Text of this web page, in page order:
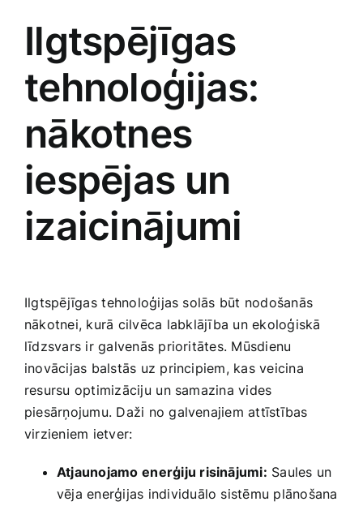
Ilgtspējīgas⁢
tehnoloģijas:
nākotnes
iespējas un
izaicinājumi
Ilgtspējīgas ⁤tehnoloģijas solās būt nodošanās
‌nākotnei, kurā cilvēca⁤ labklājība un ekoloģiskā
līdzsvars ir galvenās prioritātes. Mūsdienu
inovācijas balstās uz principiem, kas veicina⁢
resursu optimizāciju⁣ un samazina vides
piesārņojumu. Daži no galvenajiem ​attīstības
virzieniem ietver:
Atjaunojamo ⁢enerģiju risinājumi: Saules un
vēja enerģijas individuālo sistēmu ‍plānošana